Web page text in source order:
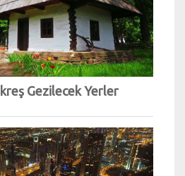
Gezilecek Yerler